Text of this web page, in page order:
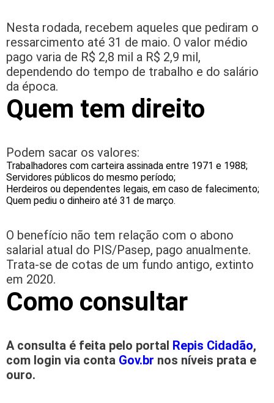
Nesta rodada, recebem aqueles que pediram o
ressarcimento até 31 de maio. O valor médio
pago varia de R$ 2,8 mil a R$ 2,9 mil,
dependendo do tempo de trabalho e do salário
da época.
Quem tem direito
Podem sacar os valores:
Trabalhadores com carteira assinada entre 1971 e 1988;
Servidores públicos do mesmo período;
Herdeiros ou dependentes legais, em caso de falecimento;
Quem pediu o dinheiro até 31 de março.
O benefício não tem relação com o abono
salarial atual do PIS/Pasep, pago anualmente.
Trata-se de cotas de um fundo antigo, extinto
em 2020.
Como consultar
A consulta é feita pelo portal Repis Cidadão,
com login via conta Gov.br nos níveis prata e
ouro.